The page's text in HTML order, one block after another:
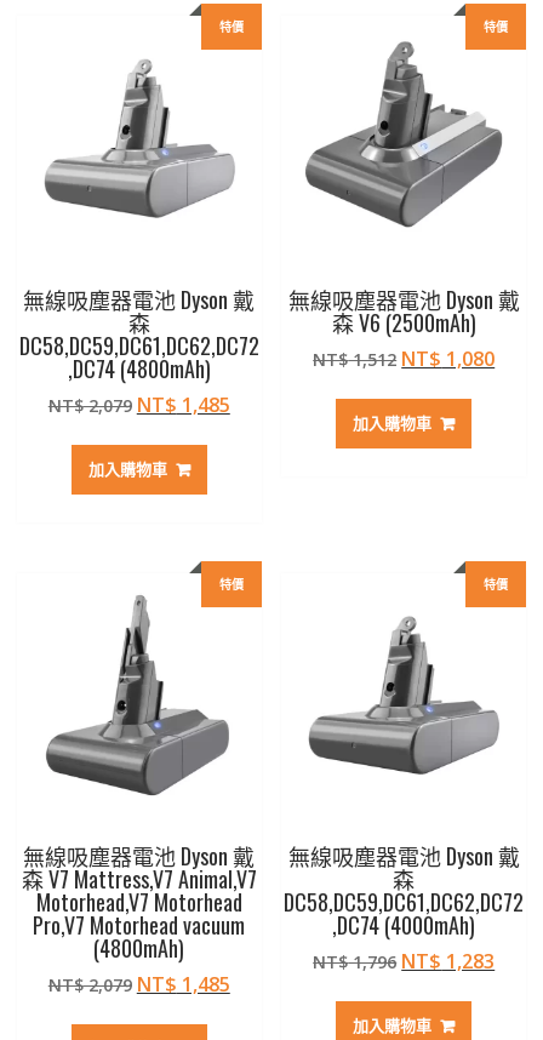
特價
無線吸塵器電池 Dyson 戴
森
DC58,DC59,DC61,DC62,DC72
,DC74 (4800mAh)
NT$2,079 原
價
格：
NT$ 1,485目
加入購物車
特價
無線吸塵器電池 Dyson 戴
森 V6 (2500mAh)
NT$1,512 原
價
格：
NT$ 1,080目
加入購物車
特價
無線吸塵器電池 Dyson 戴
森 V7 Mattress,V7 Animal,V7
Motorhead,V7 Motorhead
Pro,V7 Motorhead vacuum
(4800mAh)
NT$2,079 原
NT$ 1,485目
特價
無線吸塵器電池 Dyson 戴
森
DC58,DC59,DC61,DC62,DC72
,DC74 (4000mAh)
NT$1,796 原
價
NT$ 1,283
加入購物車